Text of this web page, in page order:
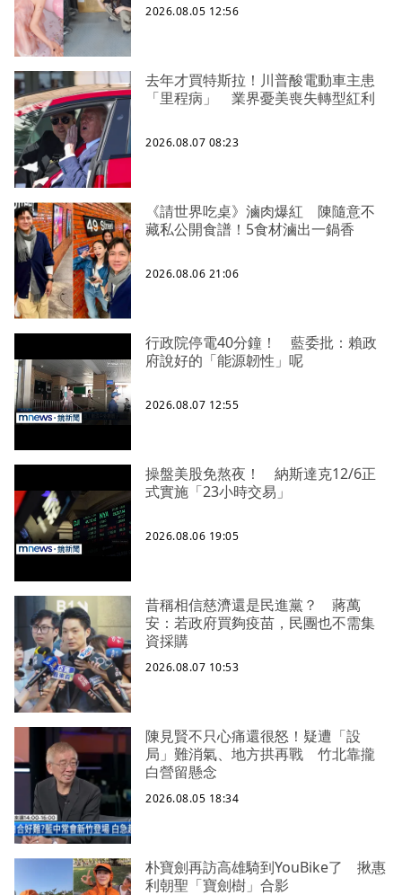
2026.08.05 12:56
去年才買特斯拉！川普酸電動車主患
「里程病」 業界憂美喪失轉型紅利
2026.08.07 08:23
《請世界吃桌》滷肉爆紅 陳隨意不
藏私公開食譜！5食材滷出一鍋香
2026.08.06 21:06
行政院停電40分鐘！ 藍委批：賴政
府說好的「能源韌性」呢
2026.08.07 12:55
操盤美股免熬夜！ 納斯達克12/6正
式實施「23小時交易」
2026.08.06 19:05
昔稱相信慈濟還是民進黨？ 蔣萬
安：若政府買夠疫苗，民團也不需集
資採購
2026.08.07 10:53
陳見賢不只心痛還很怒！疑遭「設
局」難消氣、地方拱再戰 竹北靠攏
白營留懸念
2026.08.05 18:34
朴寶劍再訪高雄騎到YouBike了 揪惠
利朝聖「寶劍樹」合影